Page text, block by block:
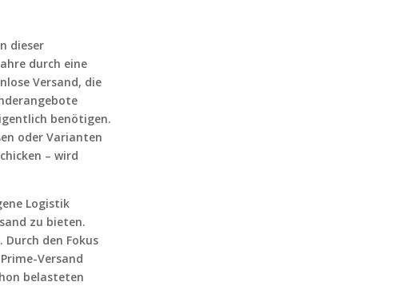
dieser
durch eine
Versand, die
benötigen.
oder Varianten
– wird
Logistik
zu bieten.
den Fokus
Versand
belasteten